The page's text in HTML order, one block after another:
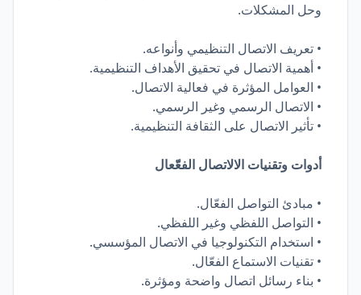
وحل المشكلات.
• تعريف الاتصال التنظيمي وأنواعه.
• أهمية الاتصال في تحقيق الأهداف التنظيمية.
• العوامل المؤثرة في فعالية الاتصال.
• الاتصال الرسمي وغير الرسمي.
• تأثير الاتصال على الثقافة التنظيمية.
أدوات وتقنيات الالاتصال الفعّّعال
• مبادئ التواصل الفعّال.
• التواصل اللفظي وغير اللفظي.
• استخدام التكنولوجيا في الاتصال المؤسسي.
• تقنيات الاستماع الفعّال.
• بناء رسائل اتصال واضحة ومؤثرة.